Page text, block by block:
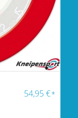
54,95€*